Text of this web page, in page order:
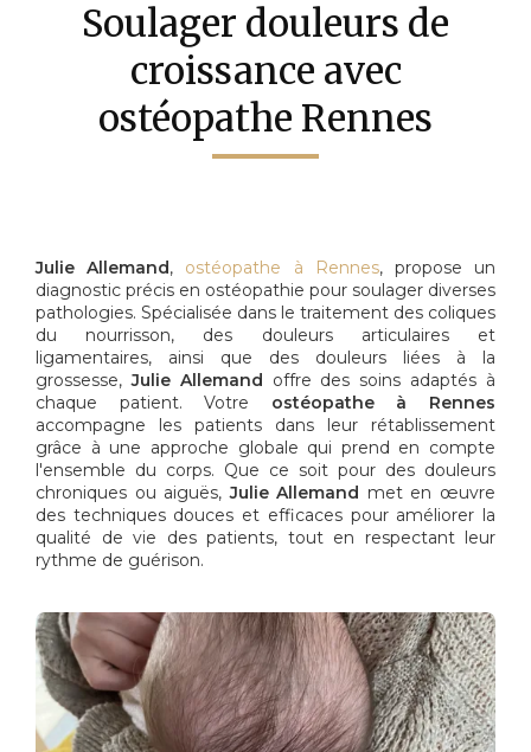
Soulager douleurs de
croissance avec
ostéopathe Rennes
Julie Allemand, ostéopathe à Rennes, propose un
diagnostic précis en ostéopathie pour soulager diverses
pathologies. Spécialisée dans le traitement des coliques
du nourrisson, des douleurs articulaires et
ligamentaires, ainsi que des douleurs liées à la
grossesse,Julie Allemand offre des soins adaptés à
chaque patient. Votre ostéopathe à Rennes
accompagne les patients dans leur rétablissement
grâce à une approche globale qui prend en compte
l'ensemble du corps. Que ce soit pour des douleurs
chroniques ou aiguës,Julie Allemand met en œuvre
des techniques douces et efficaces pour améliorer la
qualité de vie des patients, tout en respectant leur
rythme de guérison.